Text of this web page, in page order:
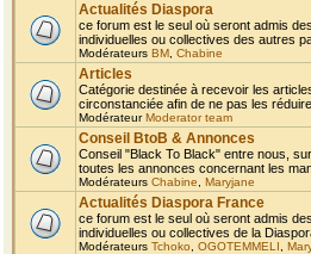
Actualités Diaspora
ce forum est le seul où seront admis
individuelles ou collectives des autres
Modérateurs BM Chabine
Articles
Catégorie destinée à recevoir les
circonstanciée afin de ne pas les
ModérateurModerator team
Conseil BtoB & Annonces
Conseil "Black To Black" entre nous,
toutes les annonces concernant les
Modérateurs Chabine Maryjane
Actualités Diaspora France
ce forum est le seul où seront admis
individuelles ou collectives de la
Modérateurs Tchoko OGOTEMMELI